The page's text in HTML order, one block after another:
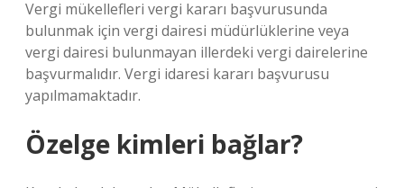
Vergi mükellefleri vergi kararı başvurusunda
bulunmak için vergi dairesi müdürlüklerine veya
vergi dairesi bulunmayan illerdeki vergi dairelerine
başvurmalıdır. Vergi idaresi kararı başvurusu
yapılmamaktadır.
Özelge kimleri bağlar?